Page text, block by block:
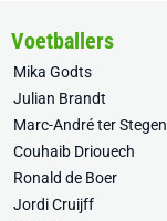
Voetballers
Mika Godts
Julian Brandt
Marc-André ter Stegen
Couhaib Driouech
Ronald de Boer
Jordi Cruijff